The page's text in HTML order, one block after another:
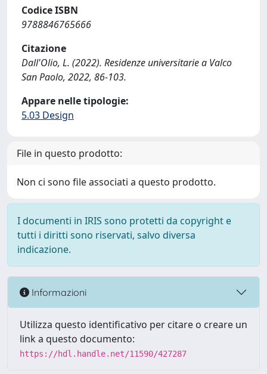
Codice ISBN
9788846765666
Citazione
Dall'Olio, L. (2022). Residenze universitarie a Valco
San Paolo, 2022, 86-103.
Appare nelle tipologie:
5.03 Design
File in questo prodotto:
Non ci sono file associati a questo prodotto.
I documenti in IRIS sono protetti da copyright e
tutti i diritti sono riservati, salvo diversa
indicazione.
Informazioni
Utilizza questo identificativo per citare o creare un
link a questo documento:
https://hdl.handle.net/11590/427287